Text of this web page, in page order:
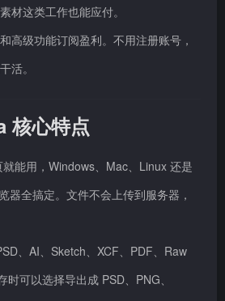
材这类工作也能应付。
高级功能订阅盈利。不用注册账号，
活。
核心特点
能用，Windows、Mac、Linux 还是
器全搞定。文件不会上传到服务器，
、AI、Sketch、XCF、PDF、Raw
可以选择导出成 PSD、PNG、